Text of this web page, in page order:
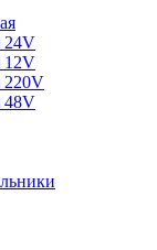
24V
12V
220V
48V